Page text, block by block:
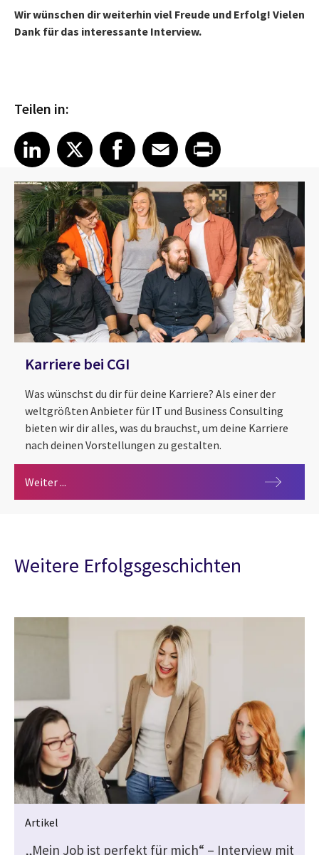
Wir wünschen dir weiterhin viel Freude und Erfolg! Vielen
Dank für das interessante Interview.
Teilen in:
Share article on LinkedIn
LinkedIn
Share article on XShare article on Facebook
Facebook
Share article on Email
EmailShare article on Print
Karriere bei CGI
Was wünschst du dir für deine Karriere? Als einer der
weltgrößten Anbieter für IT und Business Consulting
bieten wir dir alles, was du brauchst, um deine Karriere
nach deinen Vorstellungen zu gestalten.
Weiter ...
Weitere Erfolgsgeschichten
Artikel
„Mein Job ist perfekt für mich“ – Interview mit